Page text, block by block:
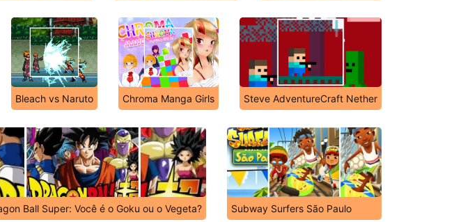
Bleach vs Naruto Chroma Manga Girls Steve AdventureCraft Nether
Ball Super: Você é o Goku ou o Vegeta? Subway Surfers São Paulo